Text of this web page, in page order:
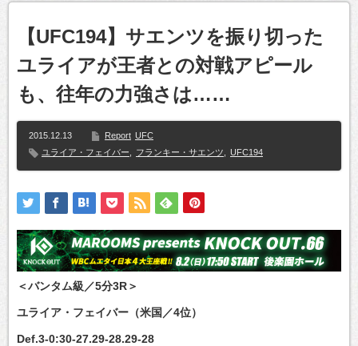
【UFC194】サエンツを振り切った
ユライアが王者との対戦アピール
も、往年の力強さは……
2015.12.13 Report UFC
ユライア・フェイバー
フランキー・サエンツ UFC194
＜バンタム級／5分3R＞
ユライア・フェイバー（米国／4位）
Def.3-0:30-27.29-28.29-28